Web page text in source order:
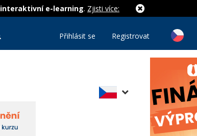
interaktivní e-learning. Zjisti více:
Přihlásit se Registrovat